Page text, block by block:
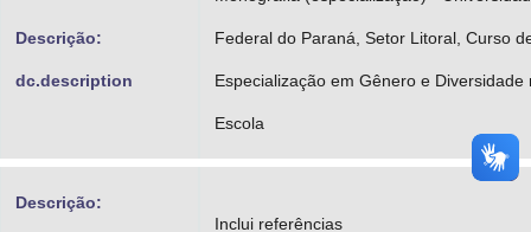
Descrição:
dc.description
Federal do Paraná, Setor Litoral, Curso
Especialização em Gênero e Diversidade
Escola
Descrição:
Inclui referências